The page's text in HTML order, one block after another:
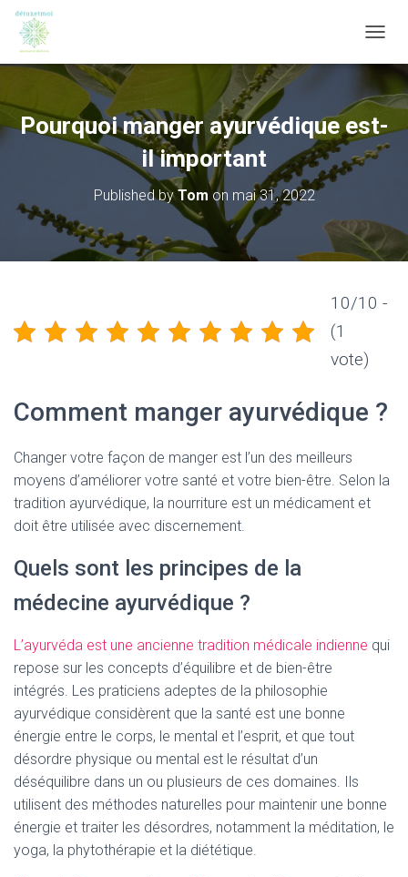
Pourquoi manger ayurvédique est-
il important
Published byTom on mai 31, 2022
10/10 -
(1
vote)
Comment manger ayurvédique ?
Changer votre façon de manger est l’un des meilleurs
moyens d’améliorer votre santé et votre bien-être. Selon la
tradition ayurvédique, la nourriture est un médicament et
doit être utilisée avec discernement.
Quels sont les principes de la
médecine ayurvédique ?
L’ayurvéda est une ancienne tradition médicale indienne qui
repose sur les concepts d’équilibre et de bien-être
intégrés. Les praticiens adeptes de la philosophie
ayurvédique considèrent que la santé est une bonne
énergie entre le corps, le mental et l’esprit, et que tout
désordre physique ou mental est le résultat d’un
déséquilibre dans un ou plusieurs de ces domaines. Ils
utilisent des méthodes naturelles pour maintenir une bonne
énergie et traiter les désordres, notamment la méditation, le
yoga, la phytothérapie et la diététique.